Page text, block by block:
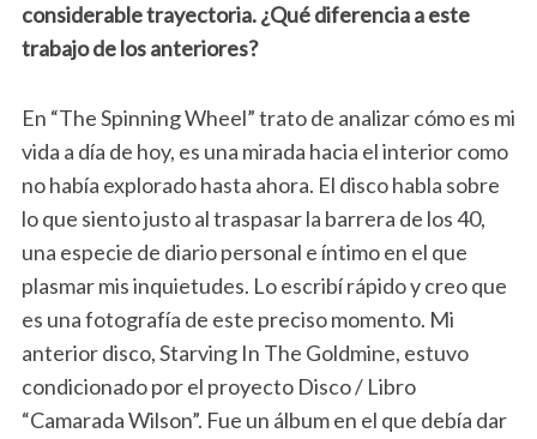
considerable trayectoria. ¿Qué diferencia a este
trabajo de los anteriores?
En “The Spinning Wheel” trato de analizar cómo es mi
vida a día de hoy, es una mirada hacia el interior como
no había explorado hasta ahora. El disco habla sobre
lo que siento justo al traspasar la barrera de los 40,
una especie de diario personal e íntimo en el que
plasmar mis inquietudes. Lo escribí rápido y creo que
es una fotografía de este preciso momento. Mi
anterior disco, Starving In The Goldmine, estuvo
condicionado por el proyecto Disco / Libro
“Camarada Wilson”. Fue un álbum en el que debía dar